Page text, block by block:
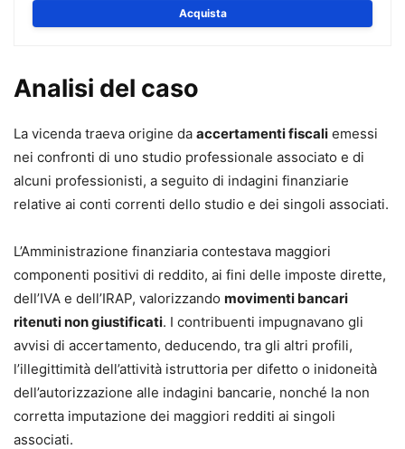
situazione compromessa.
difesa in ogni fase
professionale al primo accertamento/atto impositivo, sino
ai rimedi estremi post decadenza dalle ordinarie azioni
difensive.
Il lavoro, aggiornato alle ultime novità legislative e
giurisprudenziali nazionali ed europee, analizza le
fermo amministrativo, dell’ipoteca e dei pignoramenti
esattoriali e le relative soluzioni, attraverso il
coordinamento della normativa speciale esattoriale alle
previsioni amministrative, agli istituti civilistici, nonché
alle norme penali (ad es. la sospensione disposta dal PM a
seguito di denuncia per usura).
Al professionista viene offerto un quadro completo del suo
perimetro d’azione, con l’indicazione puntuale delle
circolari, dei provvedimenti e risposte della P.A., e dei
Acquista
Analisi del caso
La vicenda traeva origine da accertamenti fiscali emessi
nei confronti di uno studio professionale associato e di
alcuni professionisti, a seguito di indagini finanziarie
relative ai conti correnti dello studio e dei singoli associati.
L’Amministrazione finanziaria contestava maggiori
componenti positivi di reddito, ai fini delle imposte dirette,
dell’IVA e dell’IRAP, valorizzando movimenti bancari
ritenuti non giustificati. I contribuenti impugnavano gli
avvisi di accertamento, deducendo, tra gli altri profili,
l’illegittimità dell’attività istruttoria per difetto o inidoneità
dell’autorizzazione alle indagini bancarie, nonché la non
corretta imputazione dei maggiori redditi ai singoli
associati.